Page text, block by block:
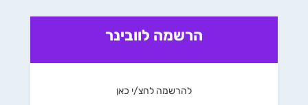
הרשמה לוובינר
להרשמה לחצ/י כאן